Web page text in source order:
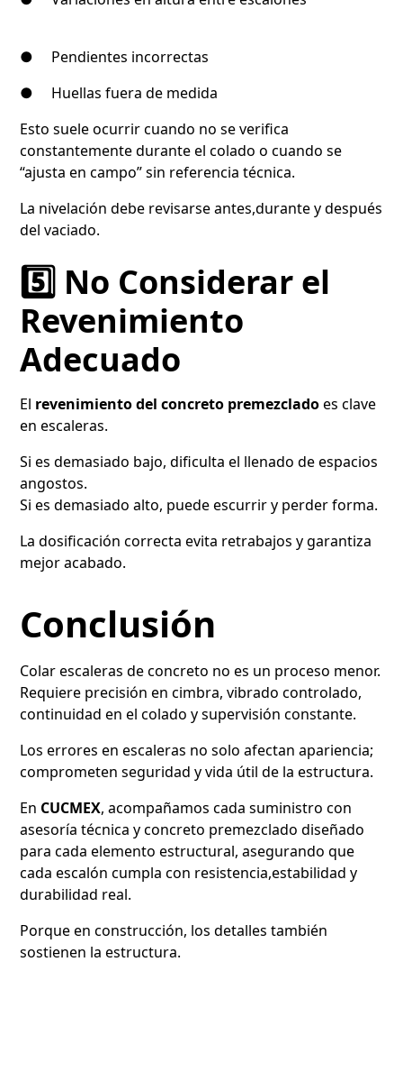
● Pendientes incorrectas
● Huellas fuera de medida
Esto suele ocurrir cuando no se verifica
constantemente durante el colado o cuando se
“ajusta en campo” sin referencia técnica.
La nivelación debe revisarse antes,durante y después
del vaciado.
5️⃣ No Considerar el
Revenimiento
Adecuado
El revenimiento del concreto premezcladoes clave
en escaleras.
Si es demasiado bajo, dificulta el llenado de espacios
angostos.
Si es demasiado alto, puede escurrir y perder forma.
La dosificación correcta evita retrabajos y garantiza
mejor acabado.
Conclusión
Colar escaleras de concreto no es un proceso menor.
Requiere precisión en cimbra, vibrado controlado,
continuidad en el colado y supervisión constante.
Los errores en escaleras no solo afectan apariencia;
comprometen seguridad y vida útil de la estructura.
En CUCMEX, acompañamos cada suministro con
asesoría técnica y concreto premezclado diseñado
para cada elemento estructural, asegurando que
cada escalón cumpla con resistencia,estabilidad y
durabilidad real.
Porque en construcción, los detalles también
sostienen la estructura.